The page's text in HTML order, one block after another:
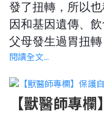
發了扭轉，所以
因和基因遺傳、
父母發生過胃扭轉
閱讀全文...
【獸醫師專